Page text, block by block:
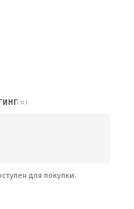
( 33 )
для покупки.